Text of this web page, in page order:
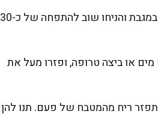
צרו צורה עגולה או מאורכת לכל לחמנייה, וסדרו אותן על תבנית מרופדת בנייר אפייה. כסו במגבת והניחו שוב להתפחה של כ-30
במעט מים או ביצה טרופה, ופזרו מעל את
זהוב עמוק ומתפזר ריח מהמטבח של פעם. תנו להן